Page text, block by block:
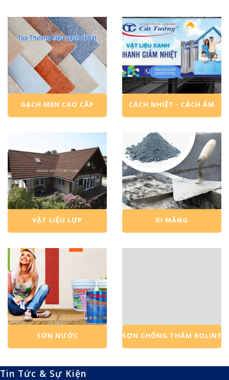
GẠCH MEN CAO CẤP CÁCH NHIỆT - CÁCH ÂM
VẬT LIỆU LỢP XI MĂNG
SƠN NƯỚC SƠN CHỐNG THẤM KOLINT
Tin Tức & Sự Kiện